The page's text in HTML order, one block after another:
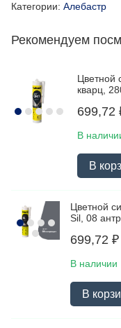
Категории: Алебастр
Рекомендуем
Цветной
кварц,
699,72
В
В
Цветной
Sil, 08
699,72 ₽
В наличии
В